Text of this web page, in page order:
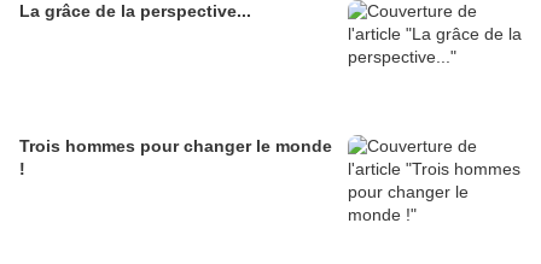
La grâce de la perspective...
Trois hommes pour changer le monde
!